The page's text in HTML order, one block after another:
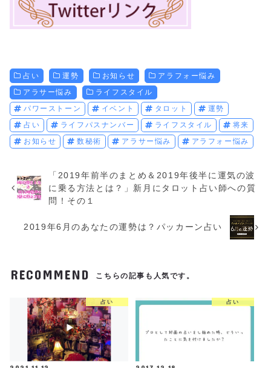
占い 運勢 お知らせ
アラフォー悩み
アラサー悩み
ライフスタイル
パワーストーン
イベント タロット
運勢
占い
ライフパスナンバー ライフスタイル
将来
お知らせ
数秘術 アラサー悩み アラフォー悩み
「2019年前半のまとめ＆2019年後半に運気の波
に乗る方法とは？」新月にタロット占い師への質
問！その１
2019年6月のあなたの運勢は？パッカーン占い
RECOMMEND こちらの記事も人気です。
占い 占い